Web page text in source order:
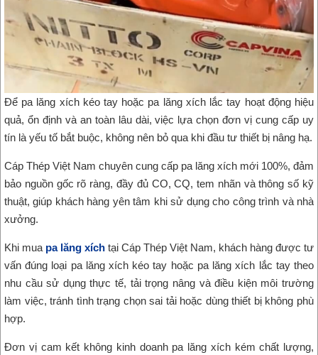
Để pa lăng xích kéo tay hoặc pa lăng xích lắc tay hoạt động hiệu
quả, ổn định và an toàn lâu dài, việc lựa chọn đơn vị cung cấp uy
tín là yếu tố bắt buộc, không nên bỏ qua khi đầu tư thiết bị nâng hạ.
Cáp Thép Việt Nam chuyên cung cấp pa lăng xích mới 100%, đảm
bảo nguồn gốc rõ ràng, đầy đủ CO, CQ, tem nhãn và thông số kỹ
thuật, giúp khách hàng yên tâm khi sử dụng cho công trình và nhà
xưởng.
Khi mua pa lăng xích tại Cáp Thép Việt Nam, khách hàng được tư
vấn đúng loại pa lăng xích kéo tay hoặc pa lăng xích lắc tay theo
nhu cầu sử dụng thực tế, tải trọng nâng và điều kiện môi trường
làm việc, tránh tình trạng chọn sai tải hoặc dùng thiết bị không phù
hợp.
Đơn vị cam kết không kinh doanh pa lăng xích kém chất lượng,